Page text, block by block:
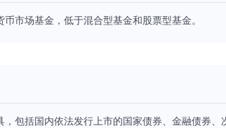
市场基金，低于混合型基金和股票型基金。
包括国内依法发行上市的国家债券、金融债券、